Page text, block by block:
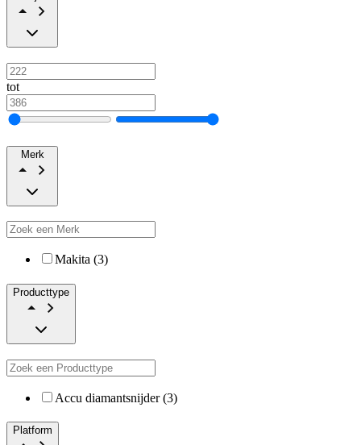
tot
Merk
Makita (3)
Producttype
Accu diamantsnijder (3)
Platform